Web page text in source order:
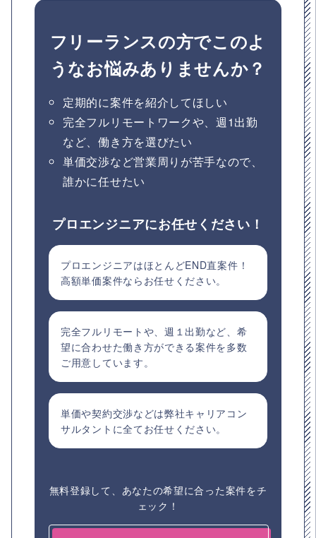
フリーランスの方でこのよ
うなお悩みありませんか？
定期的に案件を紹介してほしい
完全フルリモートワークや、週1出勤
など、働き方を選びたい
単価交渉など営業周りが苦手なので、
誰かに任せたい
プロエンジニアにお任せください！
プロエンジニアはほとんどEND直案件！
高額単価案件ならお任せください。
完全フルリモートや、週１出勤など、希
望に合わせた働き方ができる案件を多数
ご用意しています。
単価や契約交渉などは弊社キャリアコン
サルタントに全てお任せください。
無料登録して、あなたの希望に合った案件をチ
ェック！